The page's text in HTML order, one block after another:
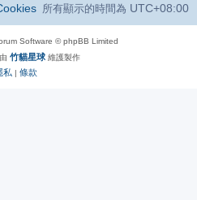
所有顯示的時間為 UTC+08:00
Software © phpBB Limited
竹貓星球 維護製作
私 | 條款